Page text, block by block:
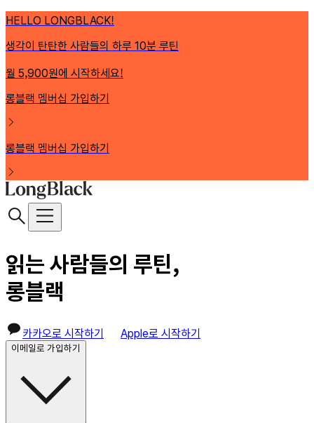
HELLO LONGBLACK!
생각이 탄탄한 사람들의 하루 10분 루틴
월 5,900원에 시작하세요!
롱블랙 멤버십 가입하기
롱블랙 멤버십 가입하기
읽는 사람들의 루틴,
롱블랙
카카오로 시작하기 Apple로 시작하기
이메일로 가입하기